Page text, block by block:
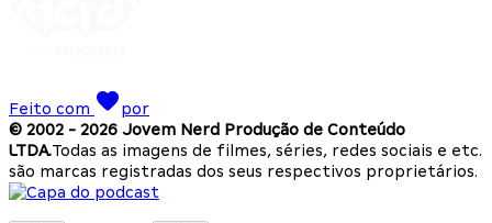
Feito com
por
© 2002 - 2026 Jovem Nerd Produção de Conteúdo
LTDA.Todas as imagens de filmes, séries, redes sociais e etc.
são marcas registradas dos seus respectivos proprietários.